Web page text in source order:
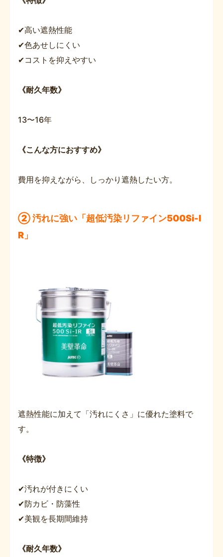
✔高い遮熱性能
✔色あせしにくい
✔コストを抑えやすい
《耐久年数》
13〜16年
《こんな方におすすめ》
費用を抑えながら、しっかり遮熱したい方。
② 汚れに強い「超低汚染リファイン500Si-I
R」
遮熱性能に加えて「汚れにくさ」に優れた塗料で
す。
《特徴》
✔汚れが付きにくい
✔防カビ・防藻性
✔美観を長期間維持
《耐久年数》